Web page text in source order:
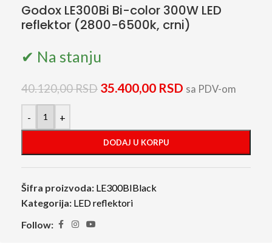
Godox LE300Bi Bi-color 300W LED
reflektor (2800-6500k, crni)
✔ Na stanju
40.120,00RSD 35.400,00 RSD sa PDV-om
- +
DODAJ U KORPU
Šifra proizvoda: LE300BIBlack
Kategorija: LED reflektori
Follow: